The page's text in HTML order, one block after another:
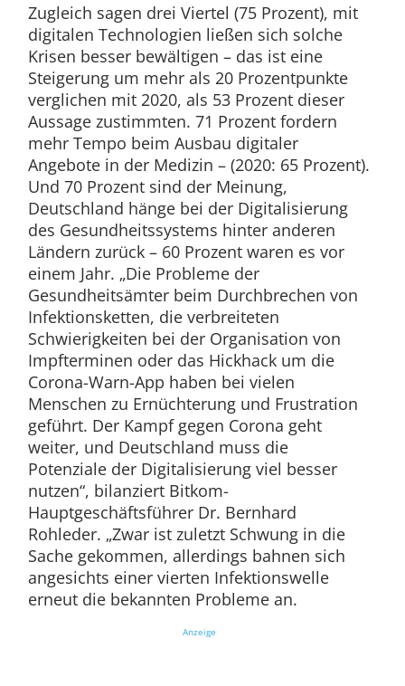
Zugleich sagen drei Viertel (75 Prozent), mit
digitalen Technologien ließen sich solche
Krisen besser bewältigen – das ist eine
Steigerung um mehr als 20 Prozentpunkte
verglichen mit 2020, als 53 Prozent dieser
Aussage zustimmten. 71 Prozent fordern
mehr Tempo beim Ausbau digitaler
Angebote in der Medizin – (2020: 65 Prozent).
Und 70 Prozent sind der Meinung,
Deutschland hänge bei der Digitalisierung
des Gesundheitssystems hinter anderen
Ländern zurück – 60 Prozent waren es vor
einem Jahr. „Die Probleme der
Gesundheitsämter beim Durchbrechen von
Infektionsketten, die verbreiteten
Schwierigkeiten bei der Organisation von
Impfterminen oder das Hickhack um die
Corona-Warn-App haben bei vielen
Menschen zu Ernüchterung und Frustration
geführt. Der Kampf gegen Corona geht
weiter, und Deutschland muss die
Potenziale der Digitalisierung viel besser
nutzen“, bilanziert Bitkom-
Hauptgeschäftsführer Dr. Bernhard
Rohleder. „Zwar ist zuletzt Schwung in die
Sache gekommen, allerdings bahnen sich
angesichts einer vierten Infektionswelle
erneut die bekannten Probleme an.
Anzeige